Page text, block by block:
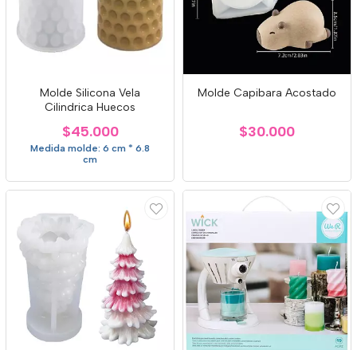
Molde Silicona Vela
Cilindrica Huecos
$45.000
Medida molde: 6 cm * 6.8
cm
Molde Capibara Acostado
$30.000